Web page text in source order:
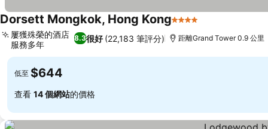
Dorsett Mongkok, Hong Kong4 星級
8.3很好 (22,183 筆評分)
屢獲殊榮的酒店
服務多年
距離Grand Tower 0.9 公里
低至 $644
查看 14 個網站的價格